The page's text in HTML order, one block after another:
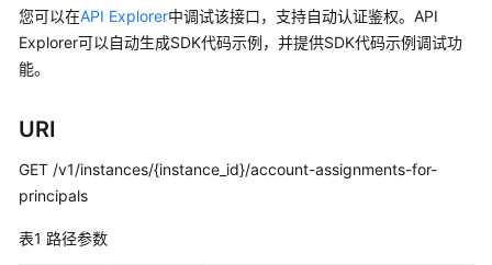
API
何
API
您可以在API Explorer中调试该接口，支持自动认证鉴权。API
Explorer可以自动生成SDK代码示例，并提供SDK代码示例调试功
能。
URI
GET /v1/instances/{instance_id}/account-assignments-for-
principals
表1 路径参数